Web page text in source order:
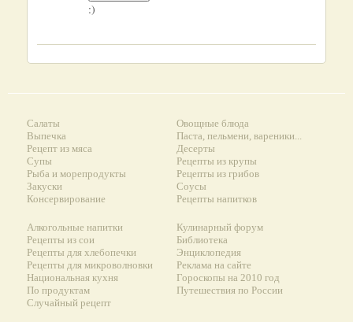
:)
Салаты
Выпечка
Рецепт из мяса
Супы
Рыба и морепродукты
Закуски
Консервирование
Овощные блюда
Паста, пельмени, вареники...
Десерты
Рецепты из крупы
Рецепты из грибов
Соусы
Рецепты напитков
Алкогольные напитки
Рецепты из сои
Рецепты для хлебопечки
Рецепты для микроволновки
Национальная кухня
По продуктам
Случайный рецепт
Кулинарный форум
Библиотека
Энциклопедия
Реклама на сайте
Гороскопы на 2010 год
Путешествия по России